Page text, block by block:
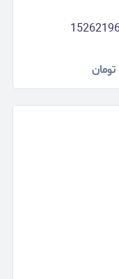
تومان